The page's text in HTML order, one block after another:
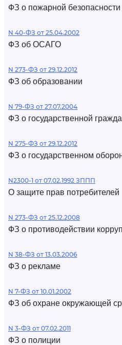
ФЗ о пожарной безопасности
N 40-ФЗ от 25.04.2002
ФЗ об ОСАГО
N 273-ФЗ от 29.12.2012
ФЗ об образовании
N 79-ФЗ от 27.07.2004
ФЗ о государственной
N 275-ФЗ от 29.12.2012
ФЗ о государственном
N2300-1 от 07.02.1992 ЗППП
О защите прав потребителей
N 273-ФЗ от 25.12.2008
ФЗ о противодействии
N 38-ФЗ от 13.03.2006
ФЗ о рекламе
N 7-ФЗ от 10.01.2002
ФЗ об охране окружающей
N 3-ФЗ от 07.02.2011
ФЗ о полиции